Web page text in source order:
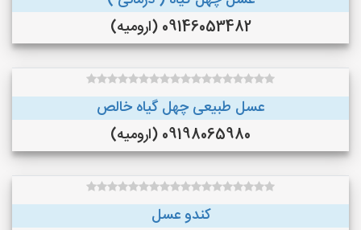
09146053482 (ارومیه)
عسل طبیعی چهل گیاه خالص
09198065980 (ارومیه)
کندو عسل